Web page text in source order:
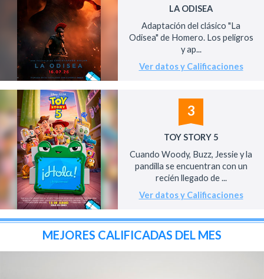
LA ODISEA
Adaptación del clásico "La
Odisea" de Homero. Los peligros
y ap...
Ver datos y Calificaciones
3
TOY STORY 5
Cuando Woody, Buzz, Jessie y la
pandilla se encuentran con un
recién llegado de ...
Ver datos y Calificaciones
MEJORES CALIFICADAS DEL MES